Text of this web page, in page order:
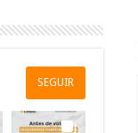
SEGUIR